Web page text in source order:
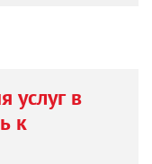
услуг в
к